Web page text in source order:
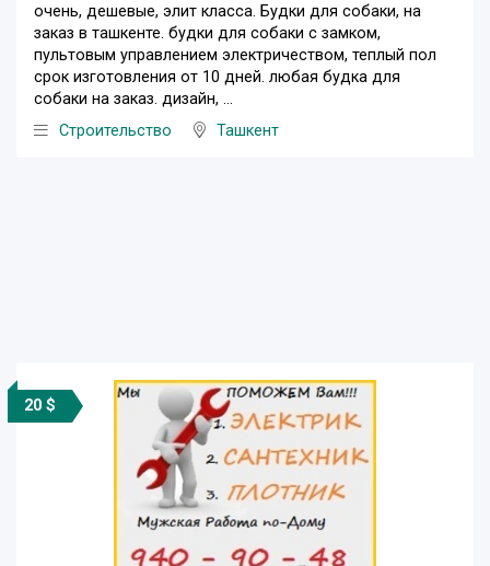
очень, дешевые, элит класса. Будки для собаки, на
заказ в ташкенте. будки для собаки с замком,
пультовым управлением электричеством, теплый пол
срок изготовления от 10 дней. любая будка для
собаки на заказ. дизайн, ...
Строительство
Ташкент
20 $